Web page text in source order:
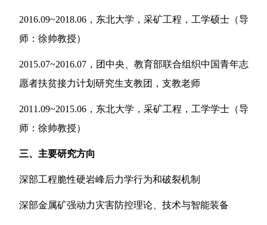
2016.09~2018.06，东北大学，采矿工程，工学硕士（导
师：徐帅教授）
2015.07~2016.07，团中央、教育部联合组织中国青年志
愿者扶贫接力计划研究生支教团，支教老师
2011.09~2015.06，东北大学，采矿工程，工学学士（导
师：徐帅教授）
三、 主要研究方向
深部工程脆性硬岩峰后力学行为和破裂机制
深部金属矿强动力灾害防控理论、技术与智能装备